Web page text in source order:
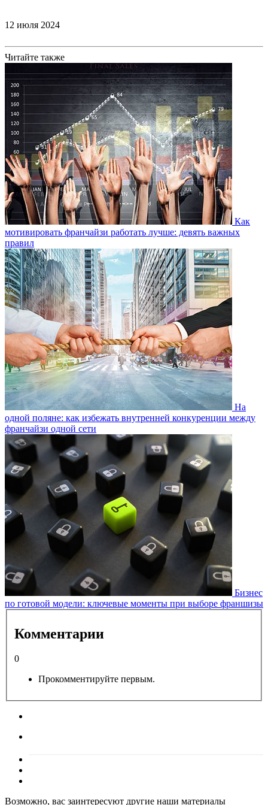
12 июля 2024
Читайте также
Как
мотивировать франчайзи работать лучше: девять важных
правил
На
одной поляне: как избежать внутренней конкуренции между
франчайзи одной сети
Бизнес
по готовой модели: ключевые моменты при выборе франшизы
Комментарии
0
Прокомментируйте первым.
Возможно, вас заинтересуют другие наши материалы